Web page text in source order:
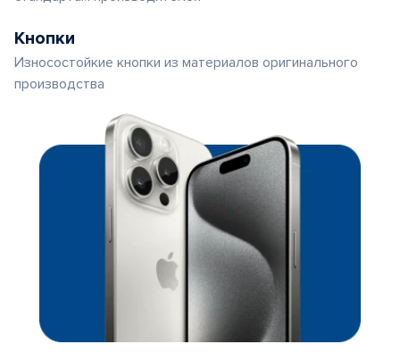
Кнопки
Износостойкие кнопки из материалов оригинального
производства